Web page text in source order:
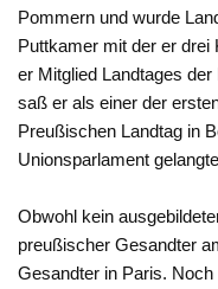
Pommern und wurde
Puttkamer mit der er drei
er Mitglied Landtages
saß er als einer der
Preußischen Landtag in
Unionsparlament
Obwohl kein
preußischer Gesandter
Gesandter in Paris.